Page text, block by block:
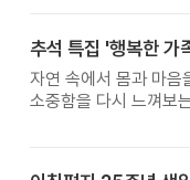
추석 특집 '행복한 가
자연 속에서 몸과 마음
소중함을 다시 느껴보